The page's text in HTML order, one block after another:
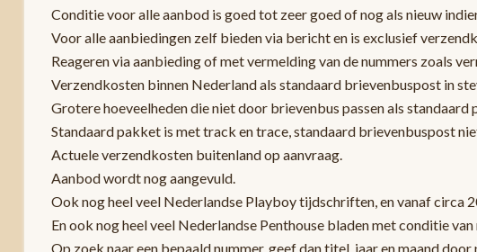
Conditie voor alle aanbod is goed tot zeer goed of nog als nieuw
Voor alle aanbiedingen zelf bieden via bericht en is exclusief
Reageren via aanbieding of met vermelding van de nummers zoals
Verzendkosten binnen Nederland als standaard brievenbuspost in
Grotere hoeveelheden die niet door brievenbus passen als standaard
Standaard pakket is met track en trace, standaard brievenbuspost
Actuele verzendkosten buitenland op aanvraag.
Aanbod wordt nog aangevuld.
Ook nog heel veel Nederlandse Playboy tijdschriften, en vanaf circa
En ook nog heel veel Nederlandse Penthouse bladen met conditie
Op zoek naar een bepaald nummer, geef dan titel, jaar en maand door